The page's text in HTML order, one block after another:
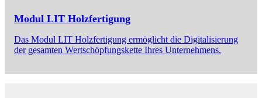
Modul LIT Holzfertigung
Das Modul LIT Holzfertigung ermöglicht die Digitalisierung
der gesamten Wertschöpfungskette Ihres Unternehmens.